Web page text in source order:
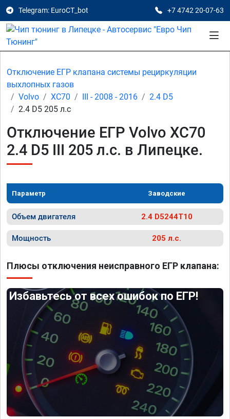
Telegram: EuroCT_bot +7 4742 20-07-63
Отключение ЕГР клапана системы рециркуляции
выхлопных газов
Volvo
XC70 III - 2008 - 2016
2.4 D5
2.4 D5 205 л.с
Отключение ЕГР Volvo XC70
2.4 D5 III 205 л.с. в Липецке.
Параметр Заводские
Объем двигателя 2.4 D5244T10
Мощность 205 л.с.
Плюсы отключения неисправного ЕГР клапана:
Избавьтесь от всех ошибок по ЕГР!